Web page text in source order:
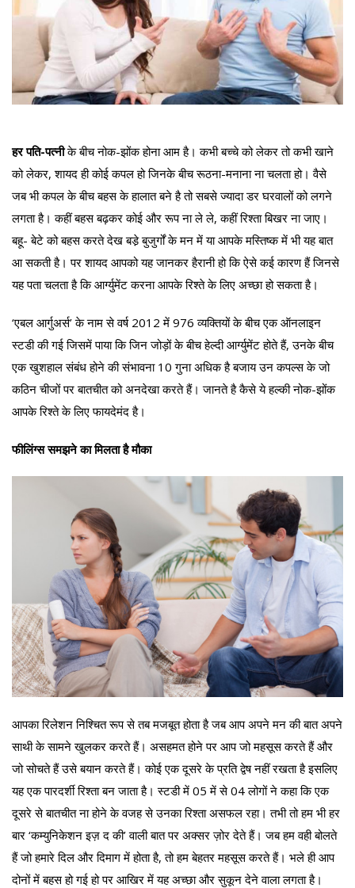
हर पति-पत्नीके बीच नोक-झोंक होना आम है। कभी बच्चे को लेकर तो कभी खाने
को लेकर, शायद ही कोई कपल हो जिनके बीच रूठना-मनाना ना चलता हो। वैसे
जब भी कपल के बीच बहस के हालात बने है तो सबसे ज्यादा डर घरवालों को लगने
लगता है। कहीं बहस बढ़कर कोई और रूप ना ले ले, कहीं रिश्ता बिखर ना जाए।
बहू- बेटे को बहस करते देख बडे़ बुजुर्गों के मन में या आपके मस्तिष्क में भी यह बात
आ सकती है। पर शायद आपको यह जानकर हैरानी हो कि ऐसे कई कारण हैं जिनसे
यह पता चलता है कि आर्ग्युमेंट करना आपके रिश्ते के लिए अच्छा हो सकता है।
‘एबल आर्गुअर्स’ के नाम से वर्ष 2012 में 976 व्यक्तियों के बीच एक ऑनलाइन
स्टडी की गई जिसमें पाया कि जिन जोड़ों के बीच हेल्दी आर्ग्युमेंट होते हैं, उनके बीच
एक खुशहाल संबंध होने की संभावना 10 गुना अधिक है बजाय उन कपल्स के जो
कठिन चीजों पर बातचीत को अनदेखा करते हैं। जानते है कैसे ये हल्की नोक-झोंक
आपके रिश्ते के लिए फायदेमंद है।
फीलिंग्स समझने का मिलता है मौका
आपका रिलेशन निश्चित रूप से तब मजबूत होता है जब आप अपने मन की बात अपने
साथी के सामने खुलकर करते हैं। असहमत होने पर आप जो महसूस करते हैं और
जो सोचते हैं उसे बयान करते हैं। कोई एक दूसरे के प्रति द्वेष नहीं रखता है इसलिए
यह एक पारदर्शी रिश्ता बन जाता है। स्टडी में 05 में से 04 लोगों ने कहा कि एक
दूसरे से बातचीत ना होने के वजह से उनका रिश्ता असफल रहा। तभी तो हम भी हर
बार ‘कम्युनिकेशन इज़ द की’ वाली बात पर अक्सर ज़ोर देते हैं। जब हम वही बोलते
हैं जो हमारे दिल और दिमाग में होता है, तो हम बेहतर महसूस करते हैं। भले ही आप
दोनों में बहस हो गई हो पर आखिर में यह अच्छा और सुकून देने वाला लगता है।